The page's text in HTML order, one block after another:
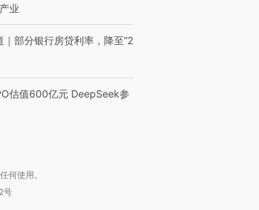
业
｜部分银行房贷利率，降至“2
估值600亿元 DeepSeek参
何使用。
号